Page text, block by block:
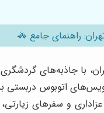
راهنمای جامع 🚓
با جاذبه‌های
اتوبوس دربستی
و سفرهای